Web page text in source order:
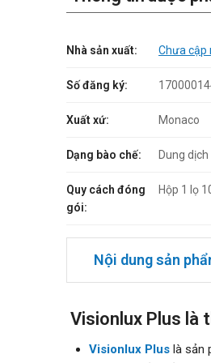
Nhà sản xuất: Chưa cập
Số đăng ký:
Xuất xứ: Monaco
Dạng bào chế: Dung
Quy cách đóng
gói:
Hộp 1 lọ
Nội dung sản
Visionlux Plus là
Visionlux Pluslà sản